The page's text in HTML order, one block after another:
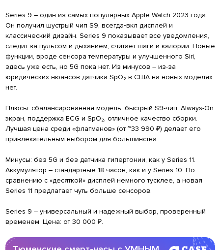
Series 9 – один из самых популярных Apple Watch 2023 года.
Он получил шустрый чип S9, всегда‑вкл дисплей и
классический дизайн. Series 9 показывает все уведомления,
следит за пульсом и дыханием, считает шаги и калории. Новые
функции, вроде сенсора температуры и улучшенного Siri,
здесь уже есть, но 5G пока нет. Из минусов – из-за
юридических нюансов датчика SpO₂ в США на новых моделях
нет.
Плюсы: сбалансированная модель: быстрый S9-чип, Always-On
экран, поддержка ECG и SpO₂, отличное качество сборки.
Лучшая цена среди «флагманов» (от ~33 990 ₽) делает его
привлекательным выбором для большинства.
Минусы: без 5G и без датчика гипертонии, как у Series 11.
Аккумулятор – стандартные 18 часов, как и у Series 10. По
сравнению с «десяткой» дисплей немного тусклее, а новая
Series 11 предлагает чуть больше сенсоров.
Series 9 – универсальный и надежный выбор, проверенный
временем. Цена: от 30 000 ₽.